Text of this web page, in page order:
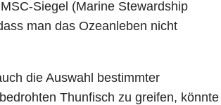
Siegel (Marine Stewardship
man das Ozeanleben nicht
die Auswahl bestimmter
Thunfisch zu greifen, könnte